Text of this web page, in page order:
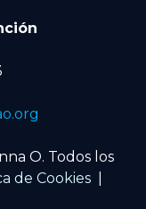
O. Todos los
de Cookies